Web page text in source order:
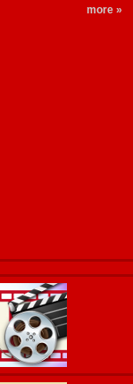
more »